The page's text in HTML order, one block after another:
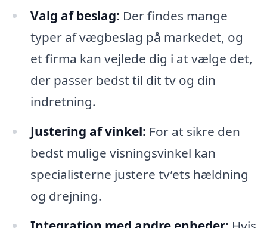
Valg af beslag: Der findes mange
typer af vægbeslag på markedet, og
et firma kan vejlede dig i at vælge det,
der passer bedst til dit tv og din
indretning.
Justering af vinkel: For at sikre den
bedst mulige visningsvinkel kan
specialisterne justere tv’ets hældning
og drejning.